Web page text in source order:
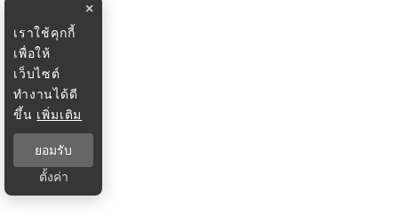
×
เราใช้คุกกี้
เพื่อให้
เว็บไซต์
ทำงานได้ดี
ขึ้น เพิ่มเติม
ยอมรับ
ตั้งค่า